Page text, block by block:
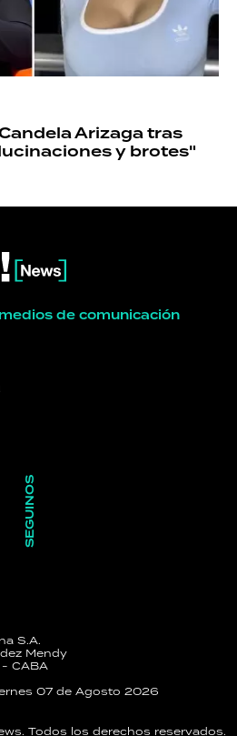
Arizaga tras
y brotes"
de comunicación
SEGUINOS
S.A.
Mendy
CABA
07 de Agosto 2026
Todos los derechos reservados.